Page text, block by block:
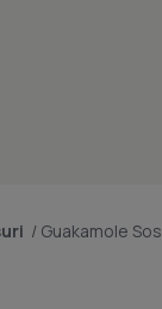
/ Guakamole Sos